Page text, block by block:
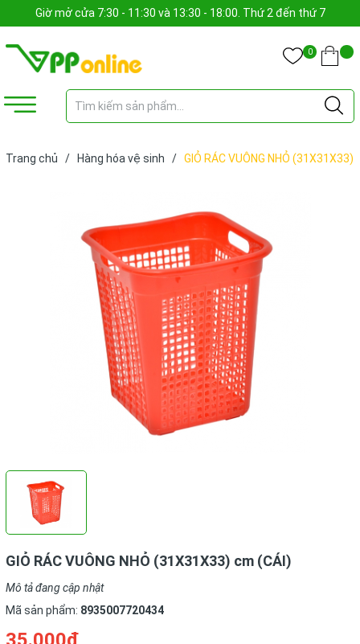
Giờ mở cửa 7:30 - 11:30 và 13:30 - 18:00. Thứ 2 đến thứ 7
0
Trang chủ / Hàng hóa vệ sinh / GIỎ RÁC VUÔNG NHỎ (31X31X33)
GIỎ RÁC VUÔNG NHỎ (31X31X33) cm (CÁI)
Mô tả đang cập nhật
Mã sản phẩm: 8935007720434